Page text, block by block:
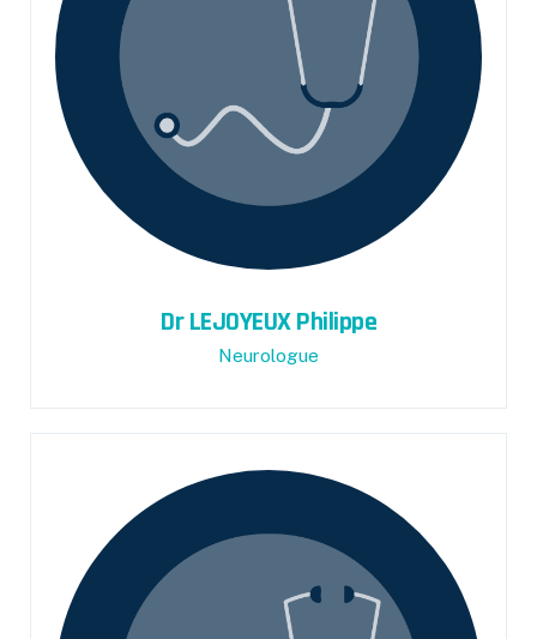
Dr LEJOYEUX Philippe
Neurologue